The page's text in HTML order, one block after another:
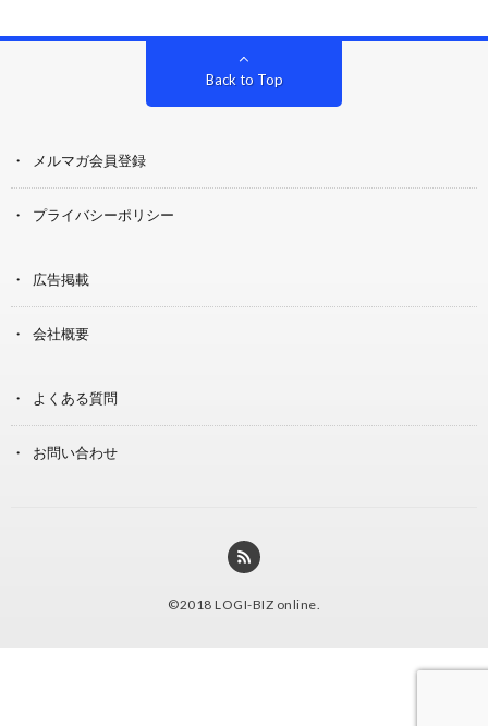
Back to Top
メルマガ会員登録
プライバシーポリシー
広告掲載
会社概要
よくある質問
お問い合わせ
©2018 LOGI-BIZ online